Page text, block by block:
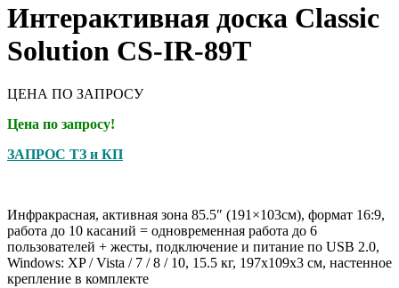
Интерактивная доска Classic
Solution CS-IR-89T
ЦЕНА ПО ЗАПРОСУ
Цена по запросу!
ЗАПРОС ТЗ и КП
Инфракрасная, активная зона 85.5″ (191×103см), формат 16:9,
работа до 10 касаний = одновременная работа до 6
пользователей + жесты, подключение и питание по USB 2.0,
Windows: XP / Vista / 7 / 8 / 10, 15.5 кг, 197x109x3 см, настенное
крепление в комплекте